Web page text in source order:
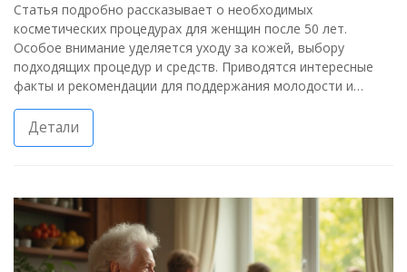
Статья подробно рассказывает о необходимых
косметических процедурах для женщин после 50 лет.
Особое внимание уделяется уходу за кожей, выбору
подходящих процедур и средств. Приводятся интересные
факты и рекомендации для поддержания молодости и
здоровья кожи в зрелом возрасте.
Детали